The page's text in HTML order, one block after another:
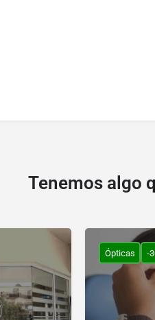
Tenemos algo
Ópticas -